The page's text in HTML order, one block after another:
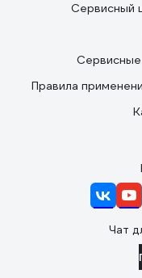
Сервисный
Правила
Чат